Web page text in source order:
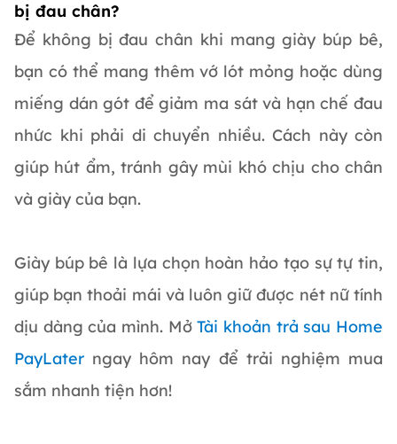
bị đau chân?
Để không bị đau chân khi mang giày búp bê,
bạn có thể mang thêm vớ lót mỏng hoặc dùng
miếng dán gót để giảm ma sát và hạn chế đau
nhức khi phải di chuyển nhiều. Cách này còn
giúp hút ẩm, tránh gây mùi khó chịu cho chân
và giày của bạn.
Giày búp bê là lựa chọn hoàn hảo tạo sự tự tin,
giúp bạn thoải mái và luôn giữ được nét nữ tính
dịu dàng của mình. MởTài khoản trả sau Home
PayLater ngay hôm nay để trải nghiệm mua
sắm nhanh tiện hơn!